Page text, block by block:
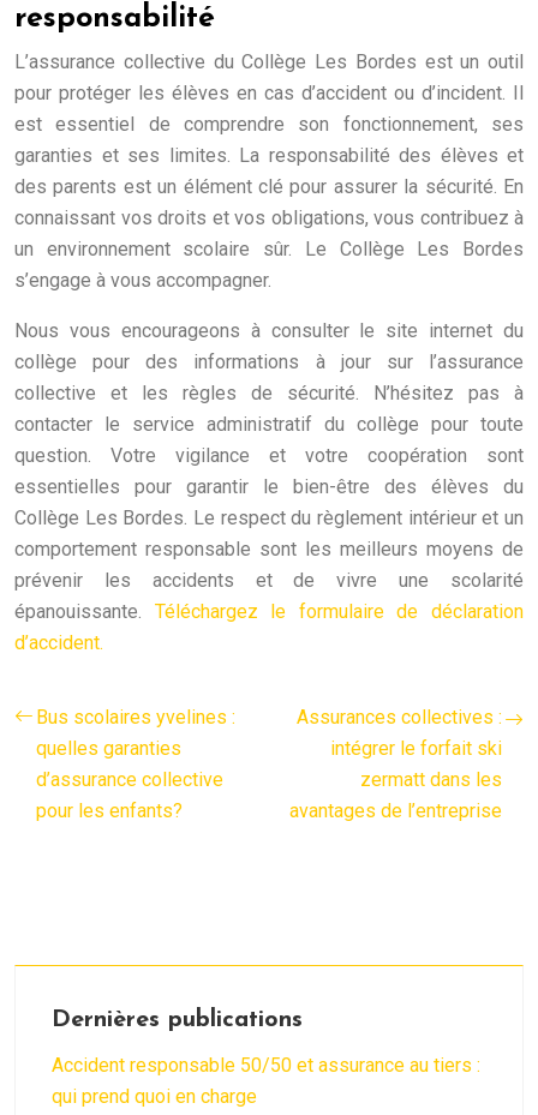
responsabilité
L’assurance collective du Collège Les Bordes est un outil
pour protéger les élèves en cas d’accident ou d’incident. Il
est essentiel de comprendre son fonctionnement, ses
garanties et ses limites. La responsabilité des élèves et
des parents est un élément clé pour assurer la sécurité. En
connaissant vos droits et vos obligations, vous contribuez à
un environnement scolaire sûr. Le Collège Les Bordes
s’engage à vous accompagner.
Nous vous encourageons à consulter le site internet du
collège pour des informations à jour sur l’assurance
collective et les règles de sécurité. N’hésitez pas à
contacter le service administratif du collège pour toute
question. Votre vigilance et votre coopération sont
essentielles pour garantir le bien-être des élèves du
Collège Les Bordes. Le respect du règlement intérieur et un
comportement responsable sont les meilleurs moyens de
prévenir les accidents et de vivre une scolarité
épanouissante. Téléchargez le formulaire de déclaration
d’accident.
Bus scolaires yvelines :
quelles garanties
d’assurance collective
pour les enfants?
Assurances collectives :
intégrer le forfait ski
zermatt dans les
avantages de l’entreprise
Dernières publications
Accident responsable 50/50 et assurance au tiers :
qui prend quoi en charge